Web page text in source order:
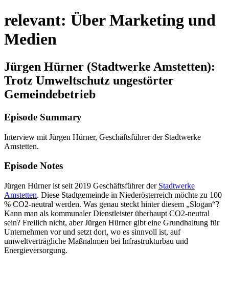
relevant: Über Marketing und
Medien
Jürgen Hürner (Stadtwerke Amstetten):
Trotz Umweltschutz ungestörter
Gemeindebetrieb
Episode Summary
Interview mit Jürgen Hürner, Geschäftsführer der Stadtwerke
Amstetten.
Episode Notes
Jürgen Hürner ist seit 2019 Geschäftsführer der Stadtwerke
Amstetten. Diese Stadtgemeinde in Niederösterreich möchte zu 100
% CO2-neutral werden. Was genau steckt hinter diesem „Slogan“?
Kann man als kommunaler Dienstleister überhaupt CO2-neutral
sein? Freilich nicht, aber Jürgen Hürner gibt eine Grundhaltung für
Unternehmen vor und setzt dort, wo es sinnvoll ist, auf
umweltverträgliche Maßnahmen bei Infrastrukturbau und
Energieversorgung.